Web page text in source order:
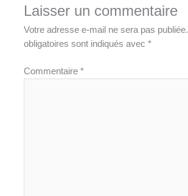
Laisser un commentaire
Votre adresse e-mail ne sera pas publiée.
obligatoires sont indiqués avec*
Commentaire*